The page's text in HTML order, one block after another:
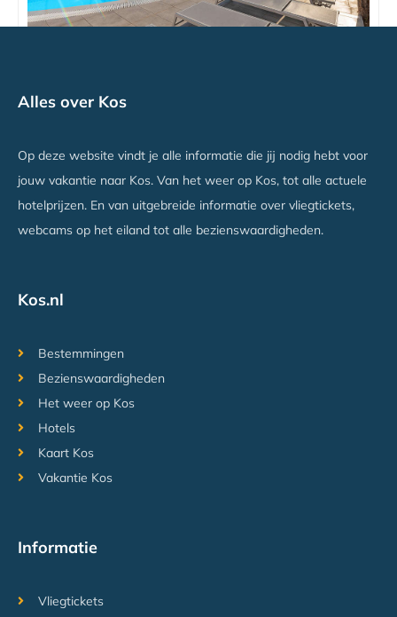
Alles over Kos
Op deze website vindt je alle informatie die jij nodig hebt voor
jouw vakantie naar Kos. Van het weer op Kos, tot alle actuele
hotelprijzen. En van uitgebreide informatie over vliegtickets,
webcams op het eiland tot alle bezienswaardigheden.
Kos.nl
Bestemmingen
Bezienswaardigheden
Het weer op Kos
Hotels
Kaart Kos
Vakantie Kos
Informatie
Vliegtickets